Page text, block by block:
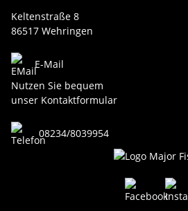
Keltenstraße 8
86517 Wehringen
E-Mail
Nutzen Sie bequem
unser Kontaktformular
08234/8039954